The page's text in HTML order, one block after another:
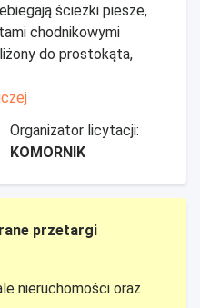
ścieżki piesze,
chodnikowymi
do prostokąta,
Organizator licytacji:
KOMORNIK
przetargi
nieruchomości oraz